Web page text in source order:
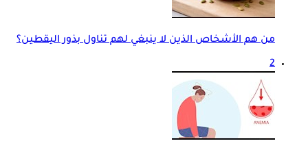
من هم الأشخاص الذين لا ينبغي لهم تناول بذور اليقطين؟
2